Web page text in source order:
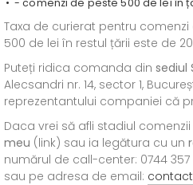
- comenzi de peste 500 de lei în
Taxa de curierat pentru
500 de lei în restul țării este de
Puteți ridica comanda din sediul
Alecsandri nr. 14, sector 1,
reprezentantului companiei că
Daca vrei să afli stadiul comenzii
meu (link) sau ia legătura cu un
numărul de call-center: 0744
sau pe adresa de email: